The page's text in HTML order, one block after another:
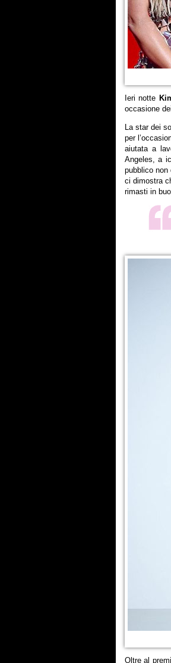
Ieri notte
occasione dei
La star dei
per
aiutata a
Angeles, a
pubblico
ci dimostra
rimasti in
Oltre al